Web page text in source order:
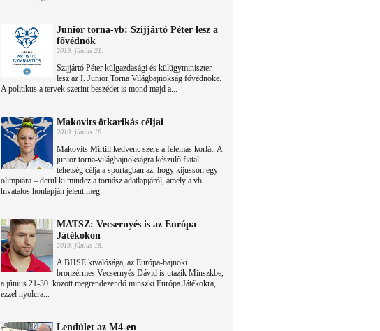
Junior torna-vb: Szijjártó Péter lesz a
fővédnök
2019. június 21.
Szijjártó Péter külgazdasági és külügyminiszter
lesz az I. Junior Torna Világbajnokság fővédnöke.
A politikus a tervek szerint beszédet is mond majd a...
Makovits ötkarikás céljai
2019. június 18.
Makovits Mirtill kedvenc szere a felemás korlát. A
junior torna-világbajnokságra készülő fiatal
tehetség célja a sportágban az, hogy kijusson egy
olimpiára – derül ki mindez a tornász adatlapjáról, amely a vb
hivatalos honlapján jelent meg.
MATSZ: Vecsernyés is az Európa
Játékokon
2019. június 18.
A BHSE kiválósága, az Európa-bajnoki
bronzérmes Vecsernyés Dávid is utazik Minszkbe,
a június 21-30. között megrendezendő minszki Európa Játékokra,
ezzel nyolcra...
Lendület az M4-en